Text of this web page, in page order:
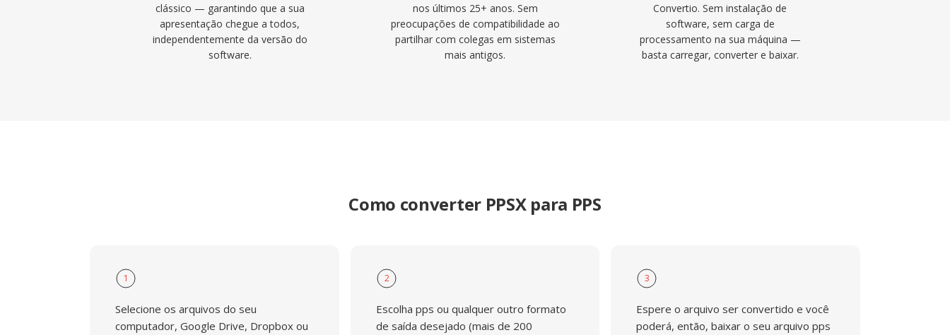
clássico — garantindo que a sua
apresentação chegue a todos,
independentemente da versão do
software.
nos últimos 25+ anos. Sem
preocupações de compatibilidade ao
partilhar com colegas em sistemas
mais antigos.
Convertio. Sem instalação de
software, sem carga de
processamento na sua máquina —
basta carregar, converter e baixar.
Como converter PPSX para PPS
1
Selecione os arquivos do seu
computador, Google Drive, Dropbox ou
2
Escolha pps ou qualquer outro formato
de saída desejado (mais de 200
3
Espere o arquivo ser convertido e você
poderá, então, baixar o seu arquivo pps